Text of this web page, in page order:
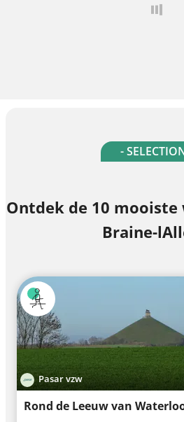
-
Ontdek de 10
Braine-
Pasar vzw
Rond de Leeuw van